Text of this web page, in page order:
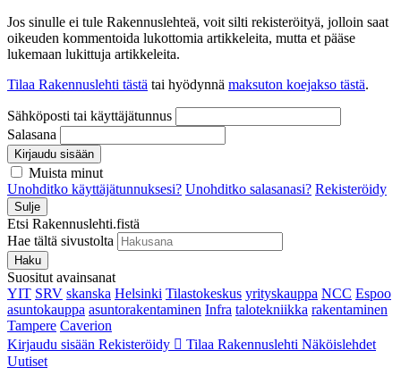
Jos sinulle ei tule Rakennuslehteä, voit silti rekisteröityä, jolloin saat
oikeuden kommentoida lukottomia artikkeleita, mutta et pääse
lukemaan lukittuja artikkeleita.
Tilaa Rakennuslehti tästä tai hyödynnä maksuton koejakso tästä.
Sähköposti tai käyttäjätunnus
Salasana
Kirjaudu sisään
Muista minut
Unohditko käyttäjätunnuksesi? Unohditko salasanasi? Rekisteröidy
Sulje
Etsi Rakennuslehti.fistä
Hae tältä sivustolta
Haku
Suositut avainsanat
YIT SRV skanska Helsinki Tilastokeskus yrityskauppa NCC Espoo
asuntokauppa asuntorakentaminen Infra talotekniikka rakentaminen
Tampere Caverion
Kirjaudu sisään Rekisteröidy Tilaa Rakennuslehti Näköislehdet
Uutiset